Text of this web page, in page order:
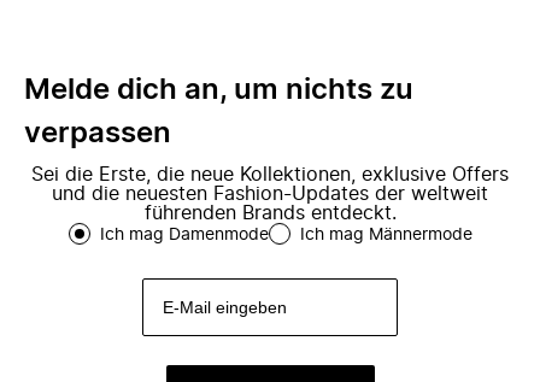
Melde dich an, um nichts zu
verpassen
Sei die Erste, die neue Kollektionen, exklusive Offers
und die neuesten Fashion-Updates der weltweit
führenden Brands entdeckt.
Ich mag Damenmode Ich mag Männermode